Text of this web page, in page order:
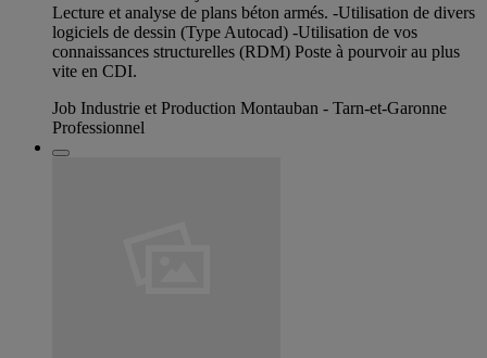
Lecture et analyse de plans béton armés. -Utilisation de divers
logiciels de dessin (Type Autocad) -Utilisation de vos
connaissances structurelles (RDM) Poste à pourvoir au plus
vite en CDI.
Job Industrie et Production Montauban - Tarn-et-Garonne
Professionnel